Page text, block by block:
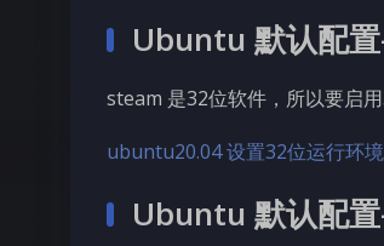
Ubuntu 默认配
steam 是32位软件，所以要启
ubuntu20.04 设置32位运行环
Ubuntu 默认配